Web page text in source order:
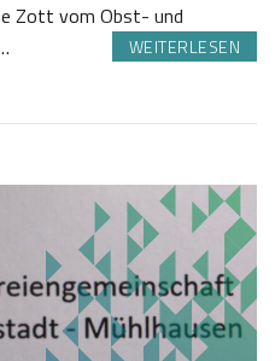
Zott vom Obst- und
WEITERLESEN